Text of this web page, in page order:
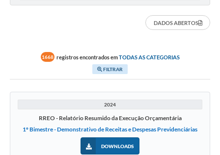
DADOS ABERTOS
1668 registros encontrados emTODAS AS CATEGORIAS
FILTRAR
2024
RREO - Relatório Resumido da Execução Orçamentária
1º Bimestre - Demonstrativo de Receitas e Despesas Previdenciárias
DOWNLOADS